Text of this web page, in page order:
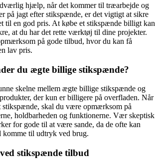
hjælp, når det kommer til træarbejde og
på jagt efter stikspænde, er det vigtigt at sikre
til en god pris. At købe et stikspænde billigt kan
at du har det rette værktøj til dine projekter.
på gode tilbud, hvor du kan få
lav pris.
du ægte billige stikspænde?
skelne mellem ægte billige stikspænde og
der kun er billigere på overfladen. Når
stikspænde, skal du være opmærksom på
holdbarheden og funktionerne. Vær skeptisk
for gode til at være sande, da de ofte kan
komme til udtryk ved brug.
stikspænde tilbud